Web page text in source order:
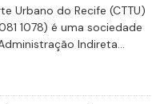
Urbano do Recife (CTTU)
1078) é uma sociedade
Indireta...